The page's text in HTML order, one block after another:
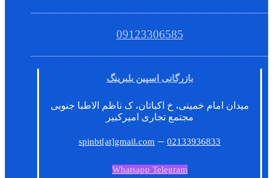
09123306585
بازرگانی اسپین بلبرینگ
میدان امام خمینی، خ اکباتان، ک ناظم الاطبا جنوبی
مجتمع تجاری امیرکبیر
spinbt[at]gmail.com –02133936833
Whatsapp Telegram